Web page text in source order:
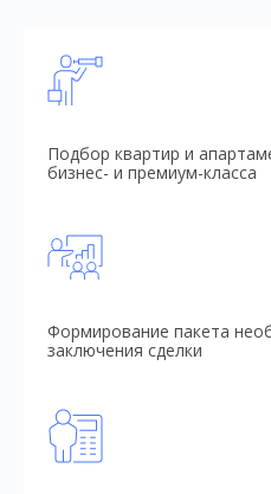
Подбор квартир и
бизнес- и премиум-класса
Формирование пакета
заключения сделки